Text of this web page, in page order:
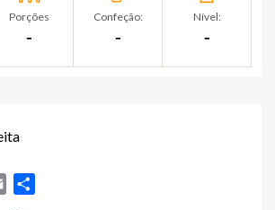
Porções
‐
Confeção:
‐
Nível:
‐
Email